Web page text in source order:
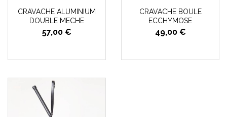
CRAVACHE ALUMINIUM
DOUBLE MECHE
57,00 €
CRAVACHE BOULE
ECCHYMOSE
49,00 €